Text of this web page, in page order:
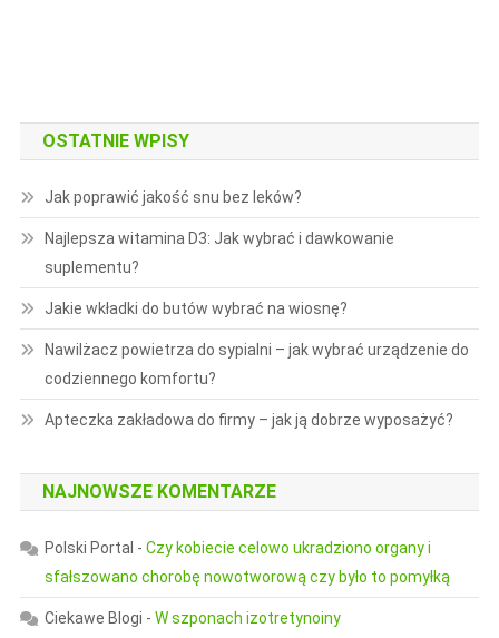
OSTATNIE WPISY
Jak poprawić jakość snu bez leków?
Najlepsza witamina D3: Jak wybrać i dawkowanie
suplementu?
Jakie wkładki do butów wybrać na wiosnę?
Nawilżacz powietrza do sypialni – jak wybrać urządzenie do
codziennego komfortu?
Apteczka zakładowa do firmy – jak ją dobrze wyposażyć?
NAJNOWSZE KOMENTARZE
Polski Portal - Czy kobiecie celowo ukradziono organy i
sfałszowano chorobę nowotworową czy było to pomyłką
Ciekawe Blogi - W szponach izotretynoiny